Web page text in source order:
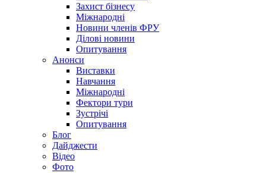
Захист бізнесу
Міжнародні
Новини членів ФРУ
Ділові новини
Опитування
Анонси
Виставки
Навчання
Міжнародні
Фектори тури
Зустрічі
Опитування
Блог
Дайджести
Відео
Фото